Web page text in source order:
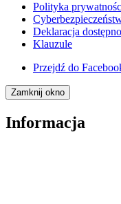
Polityka
Deklaracja
Klauzule
Przejdź do
Zamknij okno
Informacja